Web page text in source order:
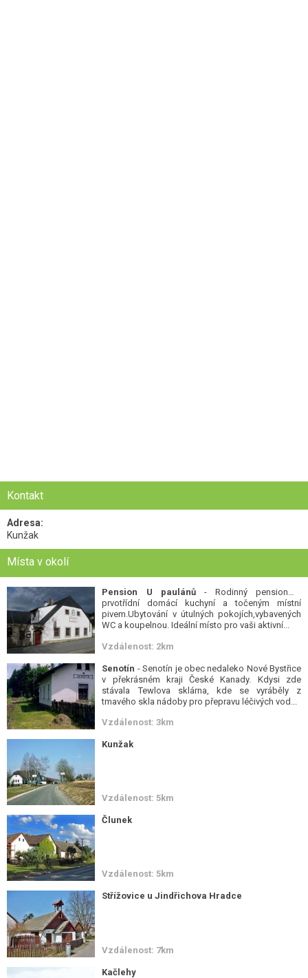
Kontakt
Adresa:
Kunžak
Místa v okolí
Pension U paulánů- Rodinný pension s
prvotřídní domácí kuchyní a točeným místní
pivem.Ubytování v útulných pokojích,vybavených
WC a koupelnou. Ideální místo pro vaši aktivní...
Vzdálenost: 2km
Senotín - Senotín je obec nedaleko Nové Bystřice
v překrásném kraji České Kanady. Kdysi zde
stávala Tewlova sklárna, kde se vyráběly z
tmavého skla nádoby pro přepravu léčivých vod...
Vzdálenost: 3km
Kunžak
Vzdálenost: 5km
Člunek
Vzdálenost: 5km
Střížovice u Jindřichova Hradce
Vzdálenost: 7km
Kačlehy